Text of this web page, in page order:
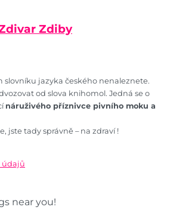
Zdiby
slovníku jazyka českého nenaleznete.
od slova knihomol. Jedná se o
náruživého příznivce pivního moku a
jste tady správně – na zdraví !
údajů
near you!